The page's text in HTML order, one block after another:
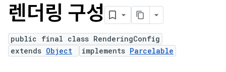
렌더링 구성
public final class RenderingConfig
extends Object implements Parcelable